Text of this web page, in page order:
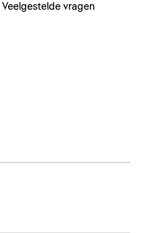
Veelgestelde vragen